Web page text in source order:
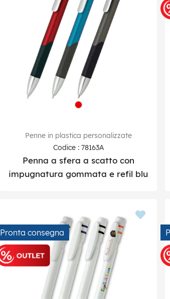
Penne in plastica personalizzate
Codice : 78163A
Penna a sfera a scatto con
impugnatura gommata e refil blu
Pronta consegna